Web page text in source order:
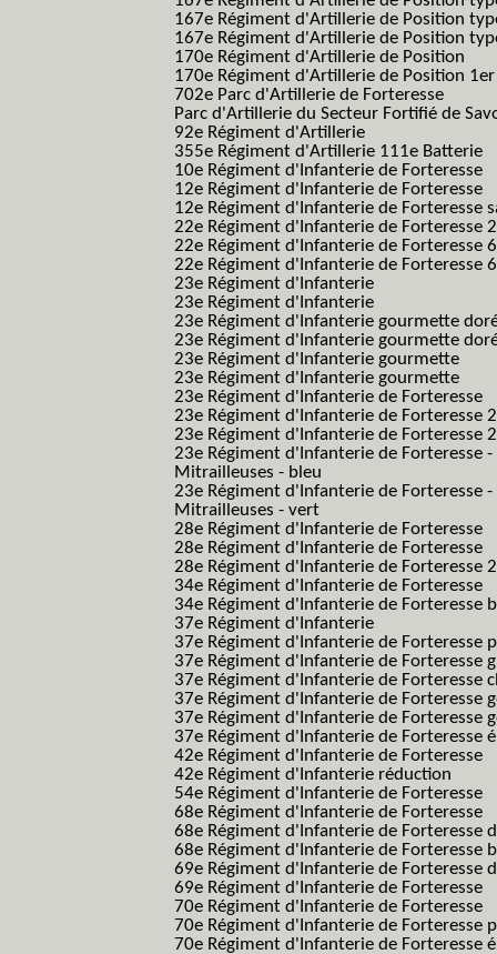
167e Régiment d'Artillerie de Position
167e Régiment d'Artillerie de Position
170e Régiment d'Artillerie de Position
170e Régiment d'Artillerie de Position
702e Parc d'Artillerie de Forteresse
Parc d'Artillerie du Secteur Fortifié de
92e Régiment d'Artillerie
355e Régiment d'Artillerie 111e Batterie
10e Régiment d'Infanterie de Forteresse
12e Régiment d'Infanterie de Forteresse
12e Régiment d'Infanterie de Forteresse
22e Régiment d'Infanterie de Forteresse
22e Régiment d'Infanterie de Forteresse
22e Régiment d'Infanterie de Forteresse
23e Régiment d'Infanterie
23e Régiment d'Infanterie
23e Régiment d'Infanterie gourmette
23e Régiment d'Infanterie gourmette
23e Régiment d'Infanterie gourmette
23e Régiment d'Infanterie gourmette
23e Régiment d'Infanterie de Forteresse
23e Régiment d'Infanterie de Forteresse
23e Régiment d'Infanterie de Forteresse
23e Régiment d'Infanterie de Forteresse
Mitrailleuses - bleu
23e Régiment d'Infanterie de Forteresse
Mitrailleuses - vert
28e Régiment d'Infanterie de Forteresse
28e Régiment d'Infanterie de Forteresse
28e Régiment d'Infanterie de Forteresse
34e Régiment d'Infanterie de Forteresse
34e Régiment d'Infanterie de Forteresse
37e Régiment d'Infanterie
37e Régiment d'Infanterie de Forteresse
37e Régiment d'Infanterie de Forteresse
37e Régiment d'Infanterie de Forteresse
37e Régiment d'Infanterie de Forteresse
37e Régiment d'Infanterie de Forteresse
37e Régiment d'Infanterie de Forteresse
42e Régiment d'Infanterie de Forteresse
42e Régiment d'Infanterie réduction
54e Régiment d'Infanterie de Forteresse
68e Régiment d'Infanterie de Forteresse
68e Régiment d'Infanterie de Forteresse
68e Régiment d'Infanterie de Forteresse
69e Régiment d'Infanterie de Forteresse
69e Régiment d'Infanterie de Forteresse
70e Régiment d'Infanterie de Forteresse
70e Régiment d'Infanterie de Forteresse
70e Régiment d'Infanterie de Forteresse